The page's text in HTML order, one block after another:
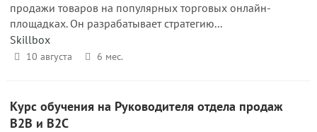
продажи товаров на популярных торговых онлайн-
площадках. Он разрабатывает стратегию...
Skillbox
10 августа 6 мес.
Курс обучения на Руководителя отдела продаж
B2B и B2C